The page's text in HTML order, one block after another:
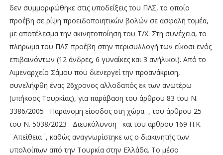
δεν συμμορφώθηκε στις υποδείξεις του ΠΛΣ, το οποίο
προέβη σε ρίψη προειδοποιητικών βολών σε ασφαλή τομέα,
με αποτέλεσμα την ακινητοποίηση του Τ/Χ. Στη συνέχεια, το
πλήρωμα του ΠΛΣ προέβη στην περισυλλογή των είκοσι ενός
επιβαινόντων (12 άνδρες, 6 γυναίκες και 3 ανήλικοι). Από το
Λιμεναρχείο Σάμου που διενεργεί την προανάκριση,
συνελήφθη ένας 26χρονος αλλοδαπός εκ των ανωτέρω
(υπήκοος Τουρκίας), για παράβαση του άρθρου 83 του Ν.
3386/2005 ¨Παράνομη είσοδος στη χώρα¨, του άρθρου 25
του Ν. 5038/2023 ¨Διευκόλυνση¨ και του άρθρου 169 Π.Κ.
¨Απείθεια¨, καθώς αναγνωρίστηκε ως ο διακινητής των
υπολοίπων από την Τουρκία στην Ελλάδα. Το μέσο